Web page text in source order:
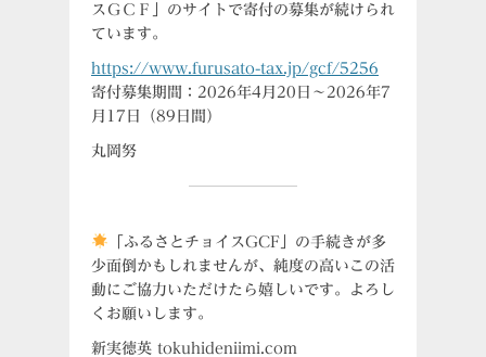
スＧＣＦ」のサイトで寄付の募集が続けられ
ています。
https://www.furusato-tax.jp/gcf/5256
寄付募集期間：2026年4月20日～2026年7
月17日（89日間）
丸岡努
「ふるさとチョイスGCF」の手続きが多
少面倒かもしれませんが、純度の高いこの活
動にご協力いただけたら嬉しいです。よろし
くお願いします。
新実徳英 tokuhideniimi.com